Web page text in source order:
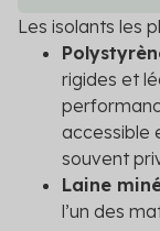
Les isolants les
rigides et
accessible
souvent
Laine
l’un des